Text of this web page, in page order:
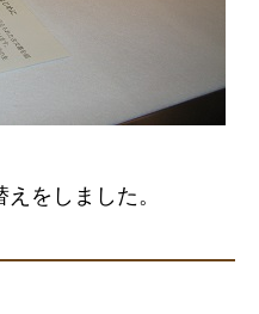
をしました。